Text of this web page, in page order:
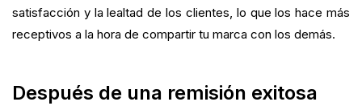
satisfacción y la lealtad de los clientes, lo que los hace más
receptivos a la hora de compartir tu marca con los demás.
Después de una remisión exitosa